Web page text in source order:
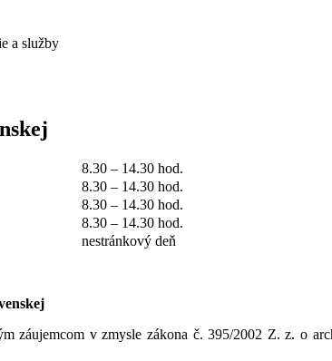
a služby
8.30 – 14.30 hod.
8.30 – 14.30 hod.
8.30 – 14.30 hod.
8.30 – 14.30 hod.
nestránkový deň
záujemcom v zmysle zákona č. 395/2002 Z. z. o